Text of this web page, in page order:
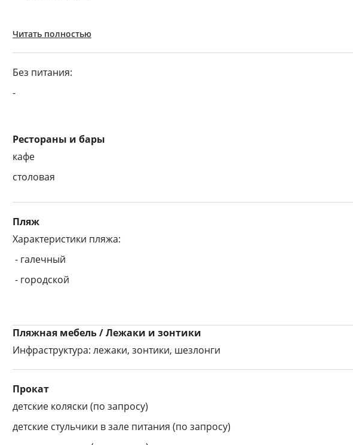
Читать полностью
Без питания:
-
Рестораны и бары
кафе
столовая
Пляж
Характеристики пляжа:
- галечный
- городской
Пляжная мебель / Лежаки и зонтики
Инфраструктура: лежаки, зонтики, шезлонги
Прокат
детские коляски (по запросу)
детские стульчики в зале питания (по запросу)